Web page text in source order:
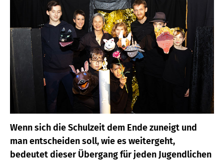
Wenn sich die Schulzeit dem Ende zuneigt und
man entscheiden soll, wie es weitergeht,
bedeutet dieser Übergang für jeden Jugendlichen